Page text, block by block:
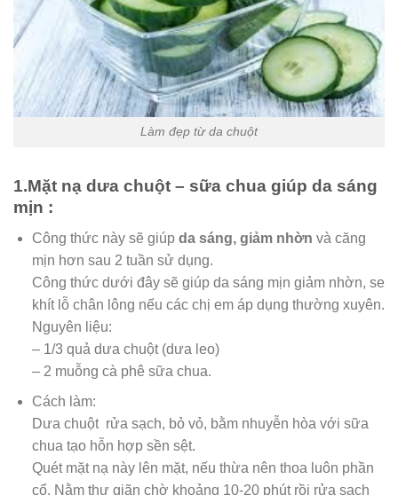
Làm đẹp từ da chuột
1.Mặt nạ dưa chuột – sữa chua giúp da sáng
mịn :
Công thức này sẽ giúp da sáng, giảm nhờn và căng
mịn hơn sau 2 tuần sử dụng.
Công thức dưới đây sẽ giúp da sáng mịn giảm nhờn, se
khít lỗ chân lông nếu các chị em áp dụng thường xuyên.
Nguyên liệu:
– 1/3 quả dưa chuột (dưa leo)
– 2 muỗng cà phê sữa chua.
Cách làm:
Dưa chuột rửa sạch, bỏ vỏ, bằm nhuyễn hòa với sữa
chua tạo hỗn hợp sền sệt.
Quét mặt nạ này lên mặt, nếu thừa nên thoa luôn phần
cổ. Nằm thư giãn chờ khoảng 10-20 phút rồi rửa sạch